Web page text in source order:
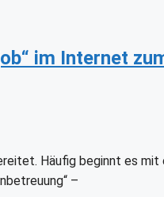
im Internet
Häufig beginnt es mit
–